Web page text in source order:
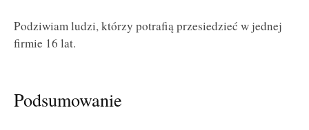
Podziwiam ludzi, którzy potrafią przesiedzieć w jednej
firmie 16 lat.
Podsumowanie